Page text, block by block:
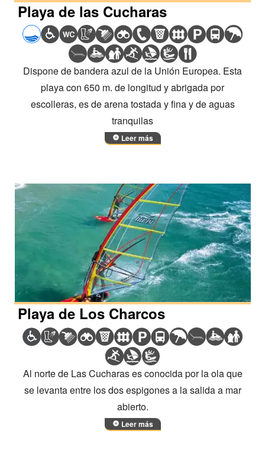
Playa de las Cucharas
Dispone de bandera azul de la Unión Europea. Esta
playa con 650 m. de longitud y abrigada por
escolleras, es de arena tostada y fina y de aguas
tranquilas
Leer más
Playa de Los Charcos
Al norte de Las Cucharas es conocida por la ola que
se levanta entre los dos espigones a la salida a mar
abierto.
Leer más